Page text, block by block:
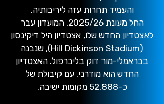
והעמיד תחרות עזה ליריבותיה.
החל מעונת 2025/26, המועדון עבר
לאצטדיון החדש שלו, אצטדיון היל דיקינסון
(Hill Dickinson Stadium), שנבנה
בבראמלי-מור דוק בליברפול. האצטדיון
החדש הוא מודרני, עם קיבולת של
כ-52,888 מקומות ישיבה.